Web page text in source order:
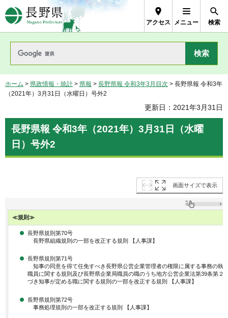
長野県Nagano Prefecture
アクセス メニュー 検索
ホーム > 県政情報・統計 > 県報 > 長野県報 令和3年3月目次 > 長野県報 令和3年
（2021年）3月31日（水曜日）号外2
更新日：2021年3月31日
長野県報 令和3年（2021年）3月31日（水曜
日）号外2
画面サイズで表示
≪規則≫
長野県規則第70号
長野県組織規則の一部を改正する規則 【人事課】
長野県規則第71号
知事の同意を得て任免すべき長野県公営企業管理者の権限に属する事務の執
職員に関する規則及び長野県企業局職員の職のうち地方公営企業法第39条第２
づき知事が定める職に関する規則の一部を改正する規則 【人事課】
長野県規則第72号
事務処理規則の一部を改正する規則 【人事課】